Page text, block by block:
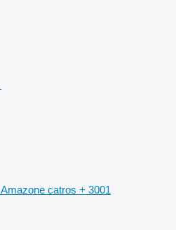
Amazone catros + 3001